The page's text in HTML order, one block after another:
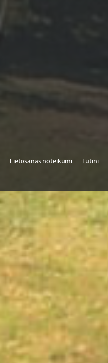
Lietošanas noteikumi Lutini